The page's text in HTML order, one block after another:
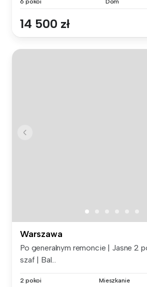
6 pokoi Dom
14 500 zł
Warszawa
Po generalnym remoncie | Jasne 2
szaf | Bal...
2 pokoi Mieszkanie